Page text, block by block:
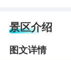
景区介绍
图文详情